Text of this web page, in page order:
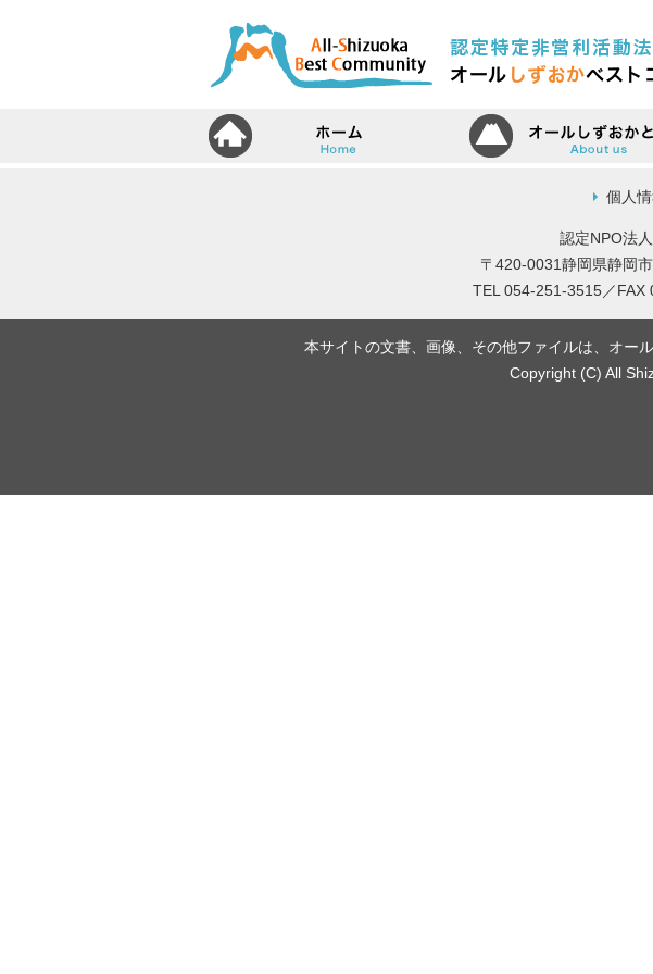
ホーム
個人
認定NPO法
〒420-0031静岡県静岡
TEL 054-251-3515／FAX
本サイトの文書、画像、その他ファイルは、オー
Copyright (C) All